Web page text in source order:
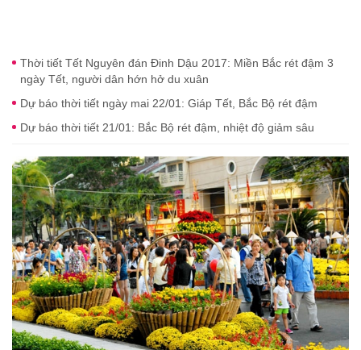
Thời tiết Tết Nguyên đán Đinh Dậu 2017: Miền Bắc rét đậm 3
ngày Tết, người dân hớn hở du xuân
Dự báo thời tiết ngày mai 22/01: Giáp Tết, Bắc Bộ rét đậm
Dự báo thời tiết 21/01: Bắc Bộ rét đậm, nhiệt độ giảm sâu